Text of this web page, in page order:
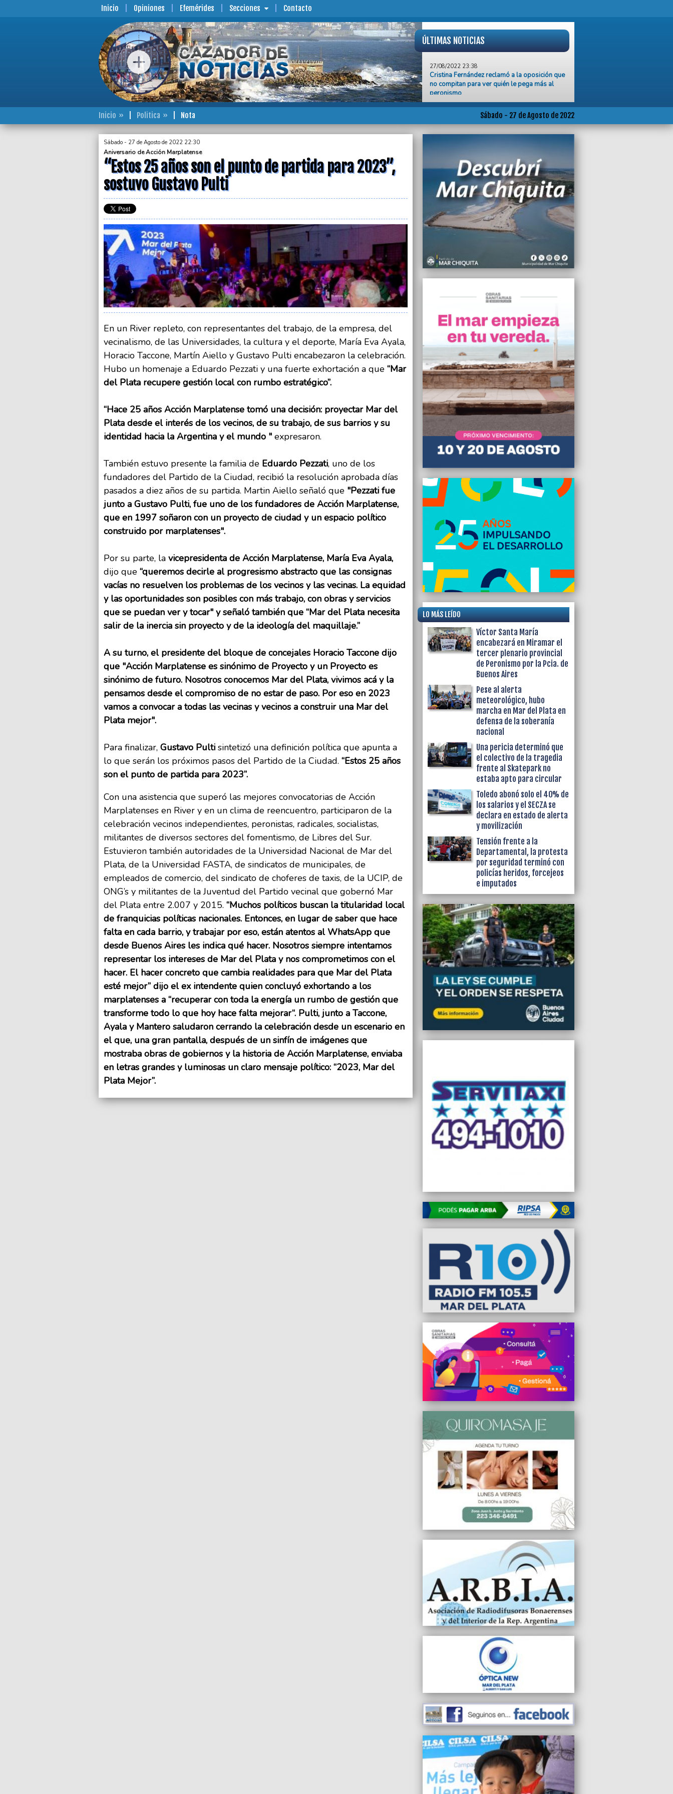
Inicio Opiniones Efemérides Secciones Contacto
ÚLTIMAS NOTICIAS
Cristina Fernández reclamó a la oposición que
no compitan para ver quién le pega más al
peronismo
27/08/2022 22:39
En Francia han sido detenidos bomberos
acusados de causar el fuego
“Estos 25 años son el punto de partida para
27/08/2022 22:01
Mourelle activo en las redes, volvió a apuntar
contra la casta política
27/08/2022 22:00
Rodríguez Larreta le pidió a Cristina Kirchner
que ordene la desocupación
El Presidente repudió la violencia institucional
del Gobierno de la Ciudad
manifestantes frente al domicilio de la
27/08/2022 15:00
Presentan Habeas Corpus a favor de Cristina
Kirchner
27/08/2022 14:45
El Senado bonaerense aprobó licencia laboral
especial para familiares de pacientes
oncológicos pediátricos
27/08/2022 08:23
Susana Giménez fue imputada por el delito de
evasión tributaria
Sábado - 27 de Agosto de 2022
Inicio Politica Nota
Sábado - 27 de Agosto de 2022 22:30
Aniversario de Acción Marplatense
“Estos 25 años son el punto de partida para 2023”,
sostuvo Gustavo Pulti
En un River repleto, con representantes del trabajo, de la empresa, del
vecinalismo, de las Universidades, la cultura y el deporte, María Eva Ayala,
Horacio Taccone, Martín Aiello y Gustavo Pulti encabezaron la celebración.
Hubo un homenaje a Eduardo Pezzati y una fuerte exhortación a que “Mar
del Plata recupere gestión local con rumbo estratégico”.
“Hace 25 años Acción Marplatense tomó una decisión: proyectar Mar del
Plata desde el interés de los vecinos, de su trabajo, de sus barrios y su
identidad hacia la Argentina y el mundo " expresaron.
También estuvo presente la familia de Eduardo Pezzati, uno de los
fundadores del Partido de la Ciudad, recibió la resolución aprobada días
pasados a diez años de su partida. Martin Aiello señaló que "Pezzati fue
junto a Gustavo Pulti, fue uno de los fundadores de Acción Marplatense,
que en 1997 soñaron con un proyecto de ciudad y un espacio político
construido por marplatenses".
Por su parte, la vicepresidenta de Acción Marplatense, María Eva Ayala,
dijo que “queremos decirle al progresismo abstracto que las consignas
vacías no resuelven los problemas de los vecinos y las vecinas. La equidad
y las oportunidades son posibles con más trabajo, con obras y servicios
que se puedan ver y tocar" y señaló también que “Mar del Plata necesita
salir de la inercia sin proyecto y de la ideología del maquillaje.”
A su turno, el presidente del bloque de concejales Horacio Taccone dijo
que "Acción Marplatense es sinónimo de Proyecto y un Proyecto es
sinónimo de futuro. Nosotros conocemos Mar del Plata, vivimos acá y la
pensamos desde el compromiso de no estar de paso. Por eso en 2023
vamos a convocar a todas las vecinas y vecinos a construir una Mar del
Plata mejor".
Para finalizar, Gustavo Pulti sintetizó una definición política que apunta a
lo que serán los próximos pasos del Partido de la Ciudad. “Estos 25 años
son el punto de partida para 2023”.
Con una asistencia que superó las mejores convocatorias de Acción
Marplatenses en River y en un clima de reencuentro, participaron de la
celebración vecinos independientes, peronistas, radicales, socialistas,
militantes de diversos sectores del fomentismo, de Libres del Sur.
Estuvieron también autoridades de la Universidad Nacional de Mar del
Plata, de la Universidad FASTA, de sindicatos de municipales, de
empleados de comercio, del sindicato de choferes de taxis, de la UCIP, de
ONG’s y militantes de la Juventud del Partido vecinal que gobernó Mar
del Plata entre 2.007 y 2015. “Muchos políticos buscan la titularidad local
de franquicias políticas nacionales. Entonces, en lugar de saber que hace
falta en cada barrio, y trabajar por eso, están atentos al WhatsApp que
desde Buenos Aires les indica qué hacer. Nosotros siempre intentamos
representar los intereses de Mar del Plata y nos comprometimos con el
hacer. El hacer concreto que cambia realidades para que Mar del Plata
esté mejor” dijo el ex intendente quien concluyó exhortando a los
marplatenses a “recuperar con toda la energía un rumbo de gestión que
transforme todo lo que hoy hace falta mejorar“. Pulti, junto a Taccone,
Ayala y Mantero saludaron cerrando la celebración desde un escenario en
el que, una gran pantalla, después de un sinfín de imágenes que
mostraba obras de gobiernos y la historia de Acción Marplatense, enviaba
en letras grandes y luminosas un claro mensaje político: “2023, Mar del
Plata Mejor”.
LO MÁS LEÍDO
Víctor Santa María
encabezará en Miramar el
tercer plenario provincial
de Peronismo por la Pcia. de
Buenos Aires
Pese al alerta
meteorológico, hubo
marcha en Mar del Plata en
defensa de la soberanía
nacional
Una pericia determinó que
el colectivo de la tragedia
frente al Skatepark no
estaba apto para circular
Toledo abonó solo el 40% de
los salarios y el SECZA se
declara en estado de alerta
y movilización
Tensión frente a la
Departamental, la protesta
por seguridad terminó con
policías heridos, forcejeos
e imputados